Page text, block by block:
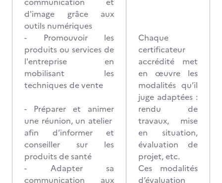
d'image grâce aux
outils numériques
- Promouvoir les
produits ou services de
l'entreprise en
mobilisant les
techniques de vente
- Préparer et animer
une réunion, un atelier
afin d’informer et
conseiller sur les
produits de santé
- Adapter sa
communication aux
Chaque
certificateur
accrédité met
en œuvre les
modalités qu’il
juge adaptées :
rendu de
travaux, mise
en situation,
évaluation de
projet, etc.
Ces modalités
d’évaluation